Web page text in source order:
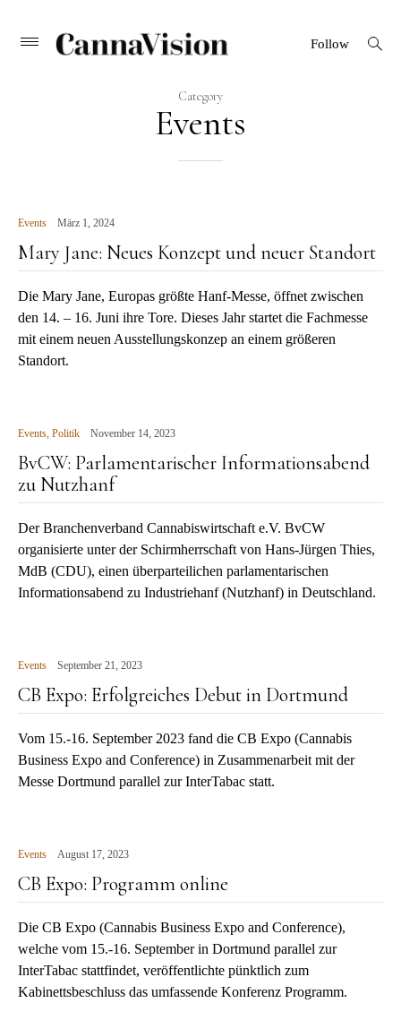
Skip Primary
Menu
CANNAVISION
Follow
open
search
Category
Events
Events März 1, 2024
Mary Jane: Neues Konzept und neuer Standort
Die Mary Jane, Europas größte Hanf-Messe, öffnet zwischen
den 14. – 16. Juni ihre Tore. Dieses Jahr startet die Fachmesse
mit einem neuen Ausstellungskonzep an einem größeren
Standort.
Events, Politik November 14, 2023
BvCW: Parlamentarischer Informationsabend
zu Nutzhanf
Der Branchenverband Cannabiswirtschaft e.V. BvCW
organisierte unter der Schirmherrschaft von Hans-Jürgen Thies,
MdB (CDU), einen überparteilichen parlamentarischen
Informationsabend zu Industriehanf (Nutzhanf) in Deutschland.
Events September 21, 2023
CB Expo: Erfolgreiches Debut in Dortmund
Vom 15.-16. September 2023 fand die CB Expo (Cannabis
Business Expo and Conference) in Zusammenarbeit mit der
Messe Dortmund parallel zur InterTabac statt.
Events August 17, 2023
CB Expo: Programm online
Die CB Expo (Cannabis Business Expo and Conference),
welche vom 15.-16. September in Dortmund parallel zur
InterTabac stattfindet, veröffentlichte pünktlich zum
Kabinettsbeschluss das umfassende Konferenz Programm.